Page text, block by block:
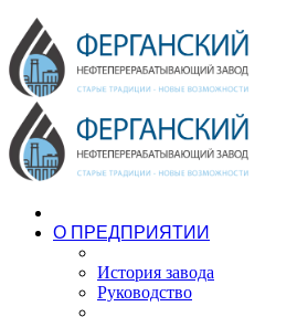
О ПРЕДПРИЯТИИ
История завода
Руководство